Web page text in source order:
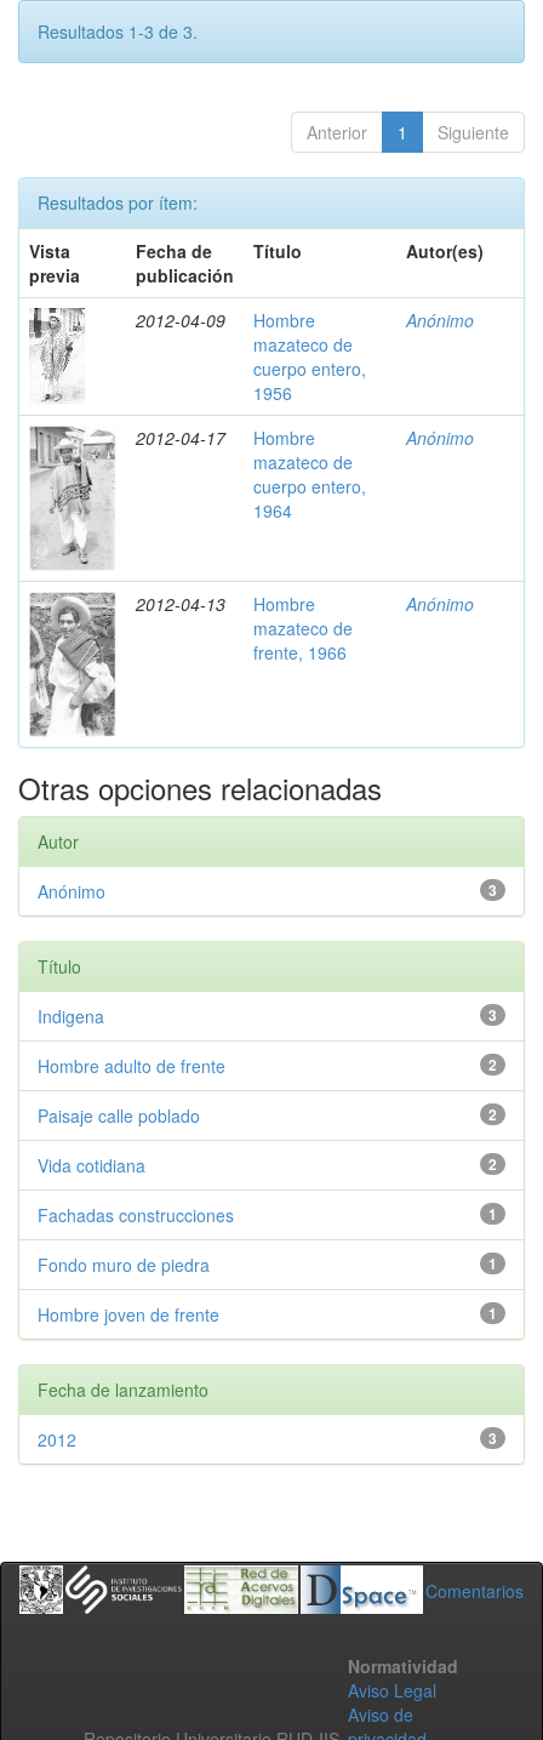
Resultados 1-3 de 3.
Anterior 1 Siguiente
Resultados por ítem:
Vista
previa
Fecha de
publicación
Título Autor(es)
2012-04-09
Hombre
mazateco de
cuerpo entero,
1956
Anónimo
2012-04-17
Hombre
mazateco de
cuerpo entero,
1964
Anónimo
2012-04-13
Hombre
mazateco de
frente, 1966
Anónimo
Otras opciones relacionadas
Autor
3
Anónimo
Título
3
Indigena
2
Hombre adulto de frente
2
Paisaje calle poblado
2
Vida cotidiana
1
Fachadas construcciones
1
Fondo muro de piedra
1
Hombre joven de frente
Fecha de lanzamiento
3
2012
Comentarios
Normatividad
Aviso Legal
Aviso de